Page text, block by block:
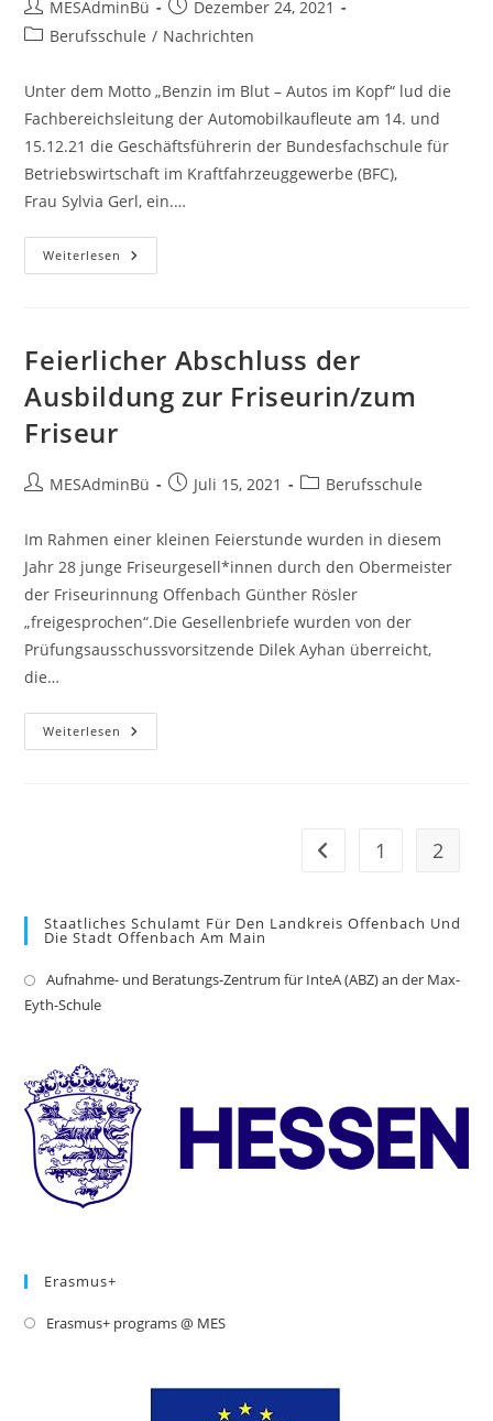
Max-
Eyth-
Schule
Beitrags-
Autor:
MESAdminBü
Beitrag
veröffentlicht:
Dezember 24, 2021
Beitrags-
Berufsschule / Nachrichten
Unter dem Motto „Benzin im Blut – Autos im Kopf“ lud die
Fachbereichsleitung der Automobilkaufleute am 14. und
15.12.21 die Geschäftsführerin der Bundesfachschule für
Betriebswirtschaft im Kraftfahrzeuggewerbe (BFC),
Frau Sylvia Gerl, ein.…
Weiterlesen Benzin
Im
Kopf
Feierlicher Abschluss der
Ausbildung zur Friseurin/zum
Friseur
Beitrags-
MESAdminBü
BeitragJuli 15, 2021
Beitrags-
Berufsschule
Im Rahmen einer kleinen Feierstunde wurden in diesem
Jahr 28 junge Friseurgesell*innen durch den Obermeister
der Friseurinnung Offenbach Günther Rösler
„freigesprochen“.Die Gesellenbriefe wurden von der
Prüfungsausschussvorsitzende Dilek Ayhan überreicht,
die…
Weiterlesen Feierlicher
Abschluss
Gehe zur vorherigen
1 2
Staatliches Schulamt Für Den Landkreis Offenbach Und
Die Stadt Offenbach Am Main
Aufnahme- und Beratungs-Zentrum für InteA (ABZ) an der Max-
Eyth-Schule
Erasmus+
Erasmus+ programs @ MESOpens
new